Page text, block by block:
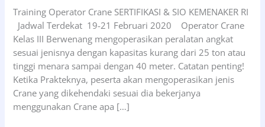
Training Operator Crane SERTIFIKASI & SIO KEMENAKER RI
Jadwal Terdekat 19-21 Februari 2020 Operator Crane
Kelas III Berwenang mengoperasikan peralatan angkat
sesuai jenisnya dengan kapasitas kurang dari 25 ton atau
tinggi menara sampai dengan 40 meter. Catatan penting!
Ketika Prakteknya, peserta akan mengoperasikan jenis
Crane yang dikehendaki sesuai dia bekerjanya
menggunakan Crane apa […]